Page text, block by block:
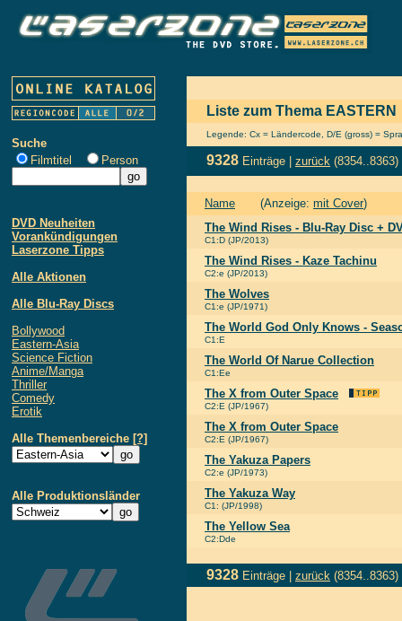
Suche
Filmtitel
Person
DVD Neuheiten
Vorankündigungen
Laserzone Tipps
Alle Aktionen
Alle Blu-Ray Discs
Bollywood
Eastern-Asia
Science Fiction
Anime/Manga
Thriller
Comedy
Erotik
Alle Themenbereiche [?]
Alle Produktionsländer
Liste zum Thema EASTERN
Legende: Cx = Ländercode, D/E (gross) =
9328 Einträge | zurück (8354..8363)
Name (Anzeige: mit Cover)
The Wind Rises - Blu-Ray Disc +
C1:D (JP/2013)
The Wind Rises - Kaze Tachinu
C2:e (JP/2013)
The Wolves
C1:e (JP/1971)
The World God Only Knows -
C1:E
The World Of Narue Collection
C1:Ee
The X from Outer Space
C2:E (JP/1967)
The X from Outer Space
C2:E (JP/1967)
The Yakuza Papers
C2:e (JP/1973)
The Yakuza Way
C1: (JP/1998)
The Yellow Sea
C2:Dde
9328 Einträge | zurück (8354..8363)